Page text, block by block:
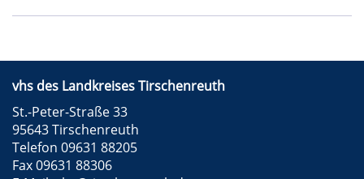
vhs des Landkreises Tirschenreuth
St.-Peter-Straße 33
95643 Tirschenreuth
Telefon 09631 88205
Fax 09631 88306